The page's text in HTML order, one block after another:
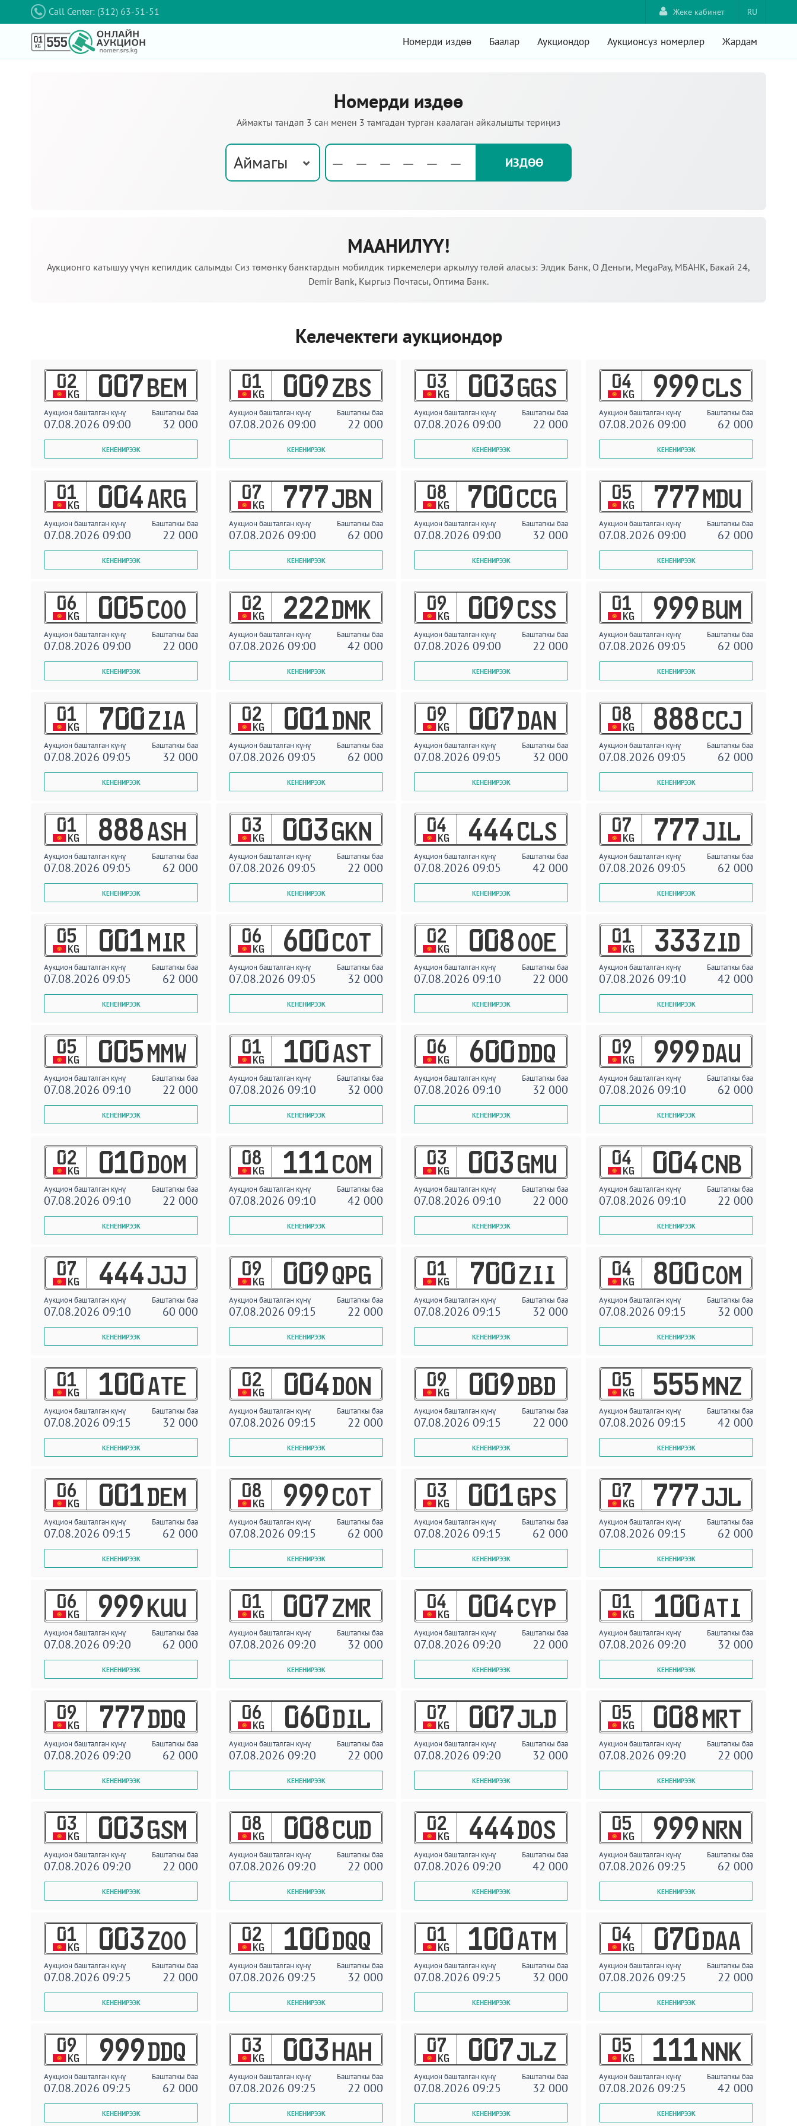
Call Center: (312) 63-51-51 RU
Жеке кабинет
Номерди издөө Баалар Аукциондор Аукционсуз номерлер Жардам
Номерди издөө
Аймакты тандап 3 сан менен 3 тамгадан турган каалаган айкалышты териңиз
Аймагы
МААНИЛҮҮ!
Аукционго катышуу үчүн кепилдик салымды Сиз төмөнкү банктардын мобилдик тиркемелери аркылуу төлөй аласыз: Элдик Банк, О Деньги, MegaPay, МБАНК, Бакай 24,
Demir Bank, Кыргыз Почтасы, Оптима Банк.
Келечектеги аукциондор
02
KG 007 BEM
Аукцион башталган күнү Баштапкы баа
07.08.2026 09:00 32 000
01
KG 009 ZBS
Аукцион башталган күнү Баштапкы баа
07.08.2026 09:00 22 000
03
KG 003 GGS
Аукцион башталган күнү Баштапкы баа
07.08.2026 09:00 22 000
04
KG 999 CLS
Аукцион башталган күнү Баштапкы баа
07.08.2026 09:00 62 000
01
KG 004 ARG
Аукцион башталган күнү Баштапкы баа
07.08.2026 09:00 22 000
07
KG 777 JBN
Аукцион башталган күнү Баштапкы баа
07.08.2026 09:00 62 000
08
KG 700 CCG
Аукцион башталган күнү Баштапкы баа
07.08.2026 09:00 32 000
05
KG 777 MDU
Аукцион башталган күнү Баштапкы баа
07.08.2026 09:00 62 000
06
KG 005 COO
Аукцион башталган күнү Баштапкы баа
07.08.2026 09:00 22 000
02
KG 222 DMK
Аукцион башталган күнү Баштапкы баа
07.08.2026 09:00 42 000
09
KG 009 CSS
Аукцион башталган күнү Баштапкы баа
07.08.2026 09:00 22 000
01
KG 999 BUM
Аукцион башталган күнү Баштапкы баа
07.08.2026 09:05 62 000
01
KG 700 ZIA
Аукцион башталган күнү Баштапкы баа
07.08.2026 09:05 32 000
02
KG 001 DNR
Аукцион башталган күнү Баштапкы баа
07.08.2026 09:05 62 000
09
KG 007 DAN
Аукцион башталган күнү Баштапкы баа
07.08.2026 09:05 32 000
08
KG 888 CCJ
Аукцион башталган күнү Баштапкы баа
07.08.2026 09:05 62 000
01
KG 888 ASH
Аукцион башталган күнү Баштапкы баа
07.08.2026 09:05 62 000
03
KG 003 GKN
Аукцион башталган күнү Баштапкы баа
07.08.2026 09:05 22 000
04
KG 444 CLS
Аукцион башталган күнү Баштапкы баа
07.08.2026 09:05 42 000
07
KG 777 JIL
Аукцион башталган күнү Баштапкы баа
07.08.2026 09:05 62 000
05
KG 001 MIR
Аукцион башталган күнү Баштапкы баа
07.08.2026 09:05 62 000
06
KG 600 COT
Аукцион башталган күнү Баштапкы баа
07.08.2026 09:05 32 000
02
KG 008 OOE
Аукцион башталган күнү Баштапкы баа
07.08.2026 09:10 22 000
01
KG 333 ZID
Аукцион башталган күнү Баштапкы баа
07.08.2026 09:10 42 000
05
KG 005 MMW
Аукцион башталган күнү Баштапкы баа
07.08.2026 09:10 22 000
01
KG 100 AST
Аукцион башталган күнү Баштапкы баа
07.08.2026 09:10 32 000
06
KG 600 DDQ
Аукцион башталган күнү Баштапкы баа
07.08.2026 09:10 32 000
09
KG 999 DAU
Аукцион башталган күнү Баштапкы баа
07.08.2026 09:10 62 000
02
KG 010 DOM
Аукцион башталган күнү Баштапкы баа
07.08.2026 09:10 22 000
08
KG 111 COM
Аукцион башталган күнү Баштапкы баа
07.08.2026 09:10 42 000
03
KG 003 GMU
Аукцион башталган күнү Баштапкы баа
07.08.2026 09:10 22 000
04
KG 004 CNB
Аукцион башталган күнү Баштапкы баа
07.08.2026 09:10 22 000
07
KG 444 JJJ
Аукцион башталган күнү Баштапкы баа
07.08.2026 09:10 60 000
09
KG 009 QPG
Аукцион башталган күнү Баштапкы баа
07.08.2026 09:15 22 000
01
KG 700 ZII
Аукцион башталган күнү Баштапкы баа
07.08.2026 09:15 32 000
04
KG 800 COM
Аукцион башталган күнү Баштапкы баа
07.08.2026 09:15 32 000
01
KG 100 ATE
Аукцион башталган күнү Баштапкы баа
07.08.2026 09:15 32 000
02
KG 004 DON
Аукцион башталган күнү Баштапкы баа
07.08.2026 09:15 22 000
09
KG 009 DBD
Аукцион башталган күнү Баштапкы баа
07.08.2026 09:15 22 000
05
KG 555 MNZ
Аукцион башталган күнү Баштапкы баа
07.08.2026 09:15 42 000
06
KG 001 DEM
Аукцион башталган күнү Баштапкы баа
07.08.2026 09:15 62 000
08
KG 999 COT
Аукцион башталган күнү Баштапкы баа
07.08.2026 09:15 62 000
03
KG 001 GPS
Аукцион башталган күнү Баштапкы баа
07.08.2026 09:15 62 000
07
KG 777 JJL
Аукцион башталган күнү Баштапкы баа
07.08.2026 09:15 62 000
06
KG 999 KUU
Аукцион башталган күнү Баштапкы баа
07.08.2026 09:20 62 000
01
KG 007 ZMR
Аукцион башталган күнү Баштапкы баа
07.08.2026 09:20 32 000
04
KG 004 CYP
Аукцион башталган күнү Баштапкы баа
07.08.2026 09:20 22 000
01
KG 100 ATI
Аукцион башталган күнү Баштапкы баа
07.08.2026 09:20 32 000
09
KG 777 DDQ
Аукцион башталган күнү Баштапкы баа
07.08.2026 09:20 62 000
06
KG 060 DIL
Аукцион башталган күнү Баштапкы баа
07.08.2026 09:20 22 000
07
KG 007 JLD
Аукцион башталган күнү Баштапкы баа
07.08.2026 09:20 32 000
05
KG 008 MRT
Аукцион башталган күнү Баштапкы баа
07.08.2026 09:20 22 000
03
KG 003 GSM
Аукцион башталган күнү Баштапкы баа
07.08.2026 09:20 22 000
08
KG 008 CUD
Аукцион башталган күнү Баштапкы баа
07.08.2026 09:20 22 000
02
KG 444 DOS
Аукцион башталган күнү Баштапкы баа
07.08.2026 09:20 42 000
05
KG 999 NRN
Аукцион башталган күнү Баштапкы баа
07.08.2026 09:25 62 000
01
KG 003 ZOO
Аукцион башталган күнү Баштапкы баа
07.08.2026 09:25 22 000
02
KG 100 DQQ
Аукцион башталган күнү Баштапкы баа
07.08.2026 09:25 32 000
01
KG 100 ATM
Аукцион башталган күнү Баштапкы баа
07.08.2026 09:25 32 000
04
KG 070 DAA
Аукцион башталган күнү Баштапкы баа
07.08.2026 09:25 22 000
09
KG 999 DDQ
Аукцион башталган күнү Баштапкы баа
07.08.2026 09:25 62 000
03
KG 003 HAH
Аукцион башталган күнү Баштапкы баа
07.08.2026 09:25 22 000
07
KG 007 JLZ
Аукцион башталган күнү Баштапкы баа
07.08.2026 09:25 32 000
05
KG 111 NNK
Аукцион башталган күнү Баштапкы баа
07.08.2026 09:25 42 000